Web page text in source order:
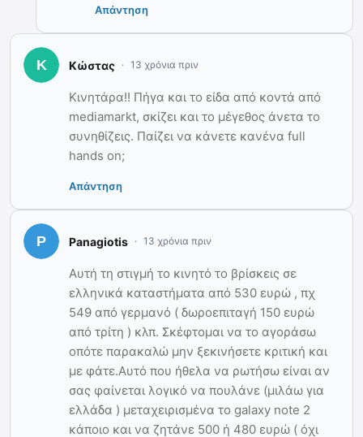
Απάντηση
Κώστας 13 χρόνια πριν
Κινητάρα!! Πήγα και το είδα από κοντά από
mediamarkt, σκίζει και το μέγεθος άνετα το
συνηθίζεις. Παίζει να κάνετε κανένα full
hands on;
Απάντηση
Panagiotis 13 χρόνια πριν
Αυτή τη στιγμή το κινητό το βρίσκεις σε
ελληνικά καταστήματα από 530 ευρώ , πχ
549 από γερμανό ( δωροεπιταγή 150 ευρώ
από τρίτη ) κλπ. Σκέφτομαι να το αγοράσω
οπότε παρακαλώ μην ξεκινήσετε κριτική και
με φάτε.Αυτό που ήθελα να ρωτήσω είναι αν
σας φαίνεται λογικό να πουλάνε (μιλάω για
ελλάδα ) μεταχειρισμένα το galaxy note 2
κάποιο και να ζητάνε 500 ή 480 ευρώ ( όχι